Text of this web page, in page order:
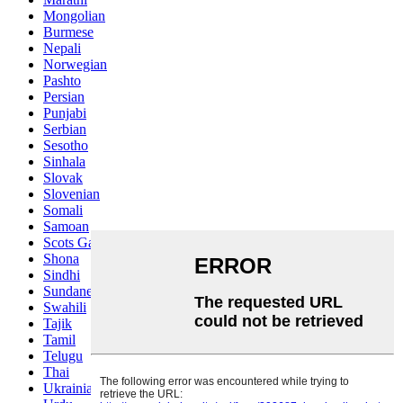
Mongolian
Burmese
Nepali
Norwegian
Pashto
Persian
Punjabi
Serbian
Sesotho
Sinhala
Slovak
Slovenian
Somali
Samoan
Scots Gaelic
Shona
Sindhi
Sundanese
Swahili
Tajik
Tamil
Telugu
Thai
Ukrainian